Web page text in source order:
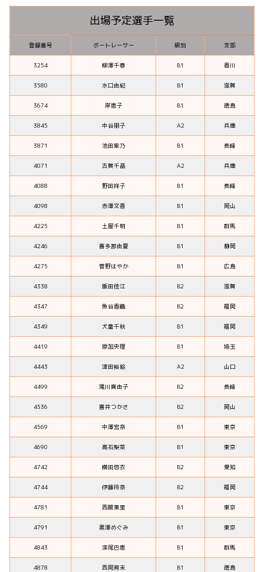
出場予定選手一覧
登録番号 ボートレーサー 級別 支部
3254 柳澤千春 B1 香川
3580 水口由紀 B1 滋賀
3674 岸恵子 B1 徳島
3845 中谷朋子 A2 兵庫
3871 池田紫乃 B1 長崎
4071 古賀千晶 A2 兵庫
4088 野田祥子 B1 長崎
4098 赤澤文香 B1 岡山
4225 土屋千明 B1 群馬
4246 喜多那由夏 B1 静岡
4275 菅野はやか B1 広島
4338 飯田佳江 B2 滋賀
4347 魚谷香織 B2 福岡
4349 犬童千秋 B1 福岡
4419 原加央理 B1 埼玉
4443 津田裕絵 A2 山口
4499 滝川真由子 B2 長崎
4536 喜井つかさ B2 岡山
4569 中澤宏奈 B1 東京
4690 高石梨菜 B1 東京
4742 横田悠衣 B2 愛知
4744 伊藤玲奈 B2 福岡
4781 西舘果里 B1 東京
4791 黒澤めぐみ B1 東京
4843 深尾巴恵 B1 群馬
4878 西岡育未 B1 徳島